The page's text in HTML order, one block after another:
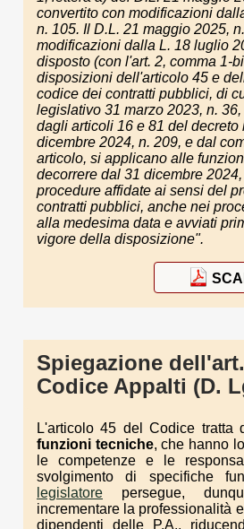
convertito con modificazioni
n. 105. Il D.L. 21 maggio 2025,
modificazioni dalla L. 18 luglio
disposto (con l'art. 2, comma 1-
disposizioni dell'articolo 45 e
codice dei contratti pubblici, di
legislativo 31 marzo 2023, n.
dagli articoli 16 e 81 del decreto
dicembre 2024, n. 209, e dal
articolo, si applicano alle
decorrere dal 31 dicembre
procedure affidate ai sensi del
contratti pubblici, anche nei
alla medesima data e avviati
vigore della disposizione".
Spiegazione
Codice Appalti (D.
L'articolo 45 del Codice tratta
funzioni tecniche, che hanno
le competenze e le
svolgimento di specifiche
legislatore persegue,
incrementare la professionalità
dipendenti delle P.A.,